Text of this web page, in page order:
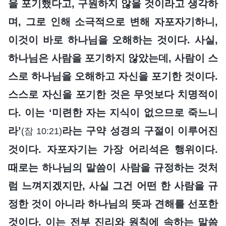
을 포기했다고, 구원하지 않을 것이라고 생각하
며, 그로 인해 소극적으로 변해 자포자기하니,
이것이 바로 하나님을 오해하는 것이다. 사실,
하나님은 사람을 포기하지 않았는데, 사람이 스
스로 하나님을 오해하고 자신을 포기한 것이다.
스스로 자신을 포기한 것은 무엇보다 치명적이
다. 이는 ‘미련한 자는 지식이 없으므로 죽느니
라’(잠 10:21)라는 구약 성경의 구절이 이루어진
것이다. 자포자기는 가장 어리석은 행위이다.
때로는 하나님의 말씀이 사람을 규정하는 것처
럼 느껴지겠지만, 사실 그건 어떤 한 사람을 규
정한 것이 아니라 하나님의 뜻과 견해를 선포한
것이다. 이는 전부 진리와 원칙에 속하는 말씀